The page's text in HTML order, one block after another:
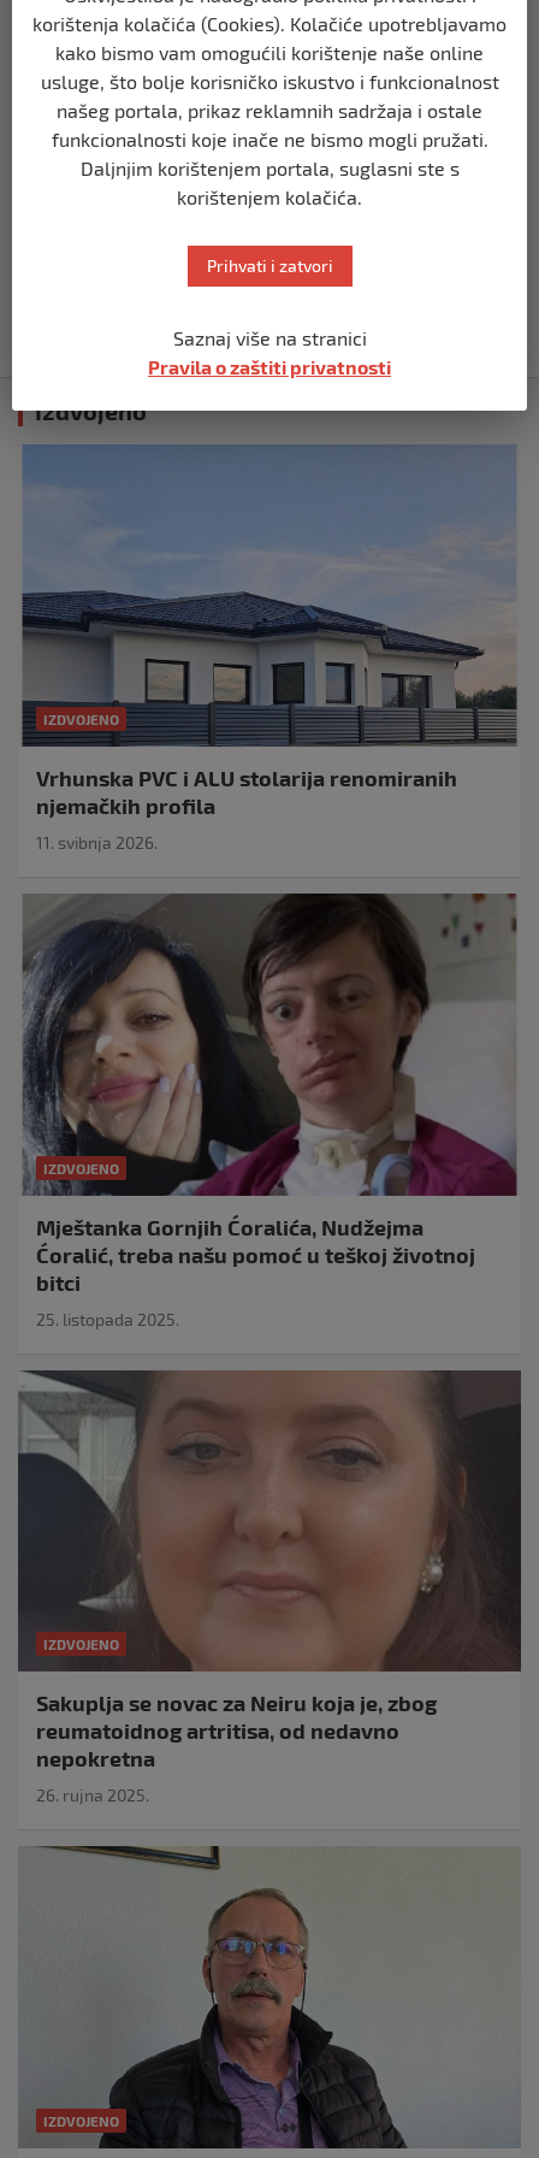
prije 2 mjeseca
BIHAĆ
SDA Bihać predložila: Porodice sa troje i
više djece mogle bi plaćati 50% manju
komunalnu naknadu
prije 2 mjeseca
RK Zagreb izabrao kompaniju iz Bihaća
prije 2 mjeseca
Izdvojeno
IZDVOJENO
Vrhunska PVC i ALU stolarija renomiranih
njemačkih profila
11. svibnja 2026.
IZDVOJENO
Mještanka Gornjih Ćoralića, Nudžejma
Ćoralić, treba našu pomoć u teškoj životnoj
bitci
25. listopada 2025.
IZDVOJENO
Sakuplja se novac za Neiru koja je, zbog
reumatoidnog artritisa, od nedavno
nepokretna
26. rujna 2025.
IZDVOJENO
korištenja kolačića (Cookies). Kolačiće upotrebljavamo
kako bismo vam omogućili korištenje naše online
usluge, što bolje korisničko iskustvo i funkcionalnost
našeg portala, prikaz reklamnih sadržaja i ostale
funkcionalnosti koje inače ne bismo mogli pružati.
Daljnjim korištenjem portala, suglasni ste s
korištenjem kolačića.
Prihvati i zatvori
Saznaj više na stranici
Pravila o zaštiti privatnosti